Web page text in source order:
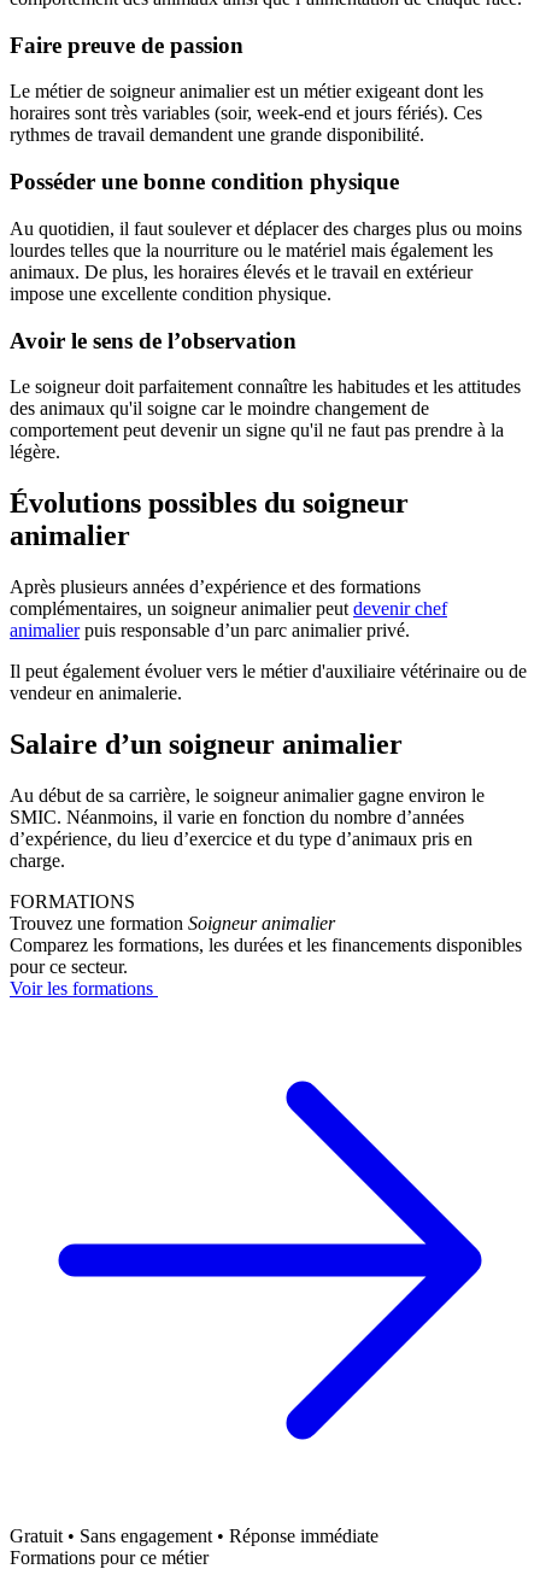
Faire preuve de passion
Le métier de soigneur animalier est un métier exigeant dont les
horaires sont très variables (soir, week-end et jours fériés). Ces
rythmes de travail demandent une grande disponibilité.
Posséder une bonne condition physique
Au quotidien, il faut soulever et déplacer des charges plus ou moins
lourdes telles que la nourriture ou le matériel mais également les
animaux. De plus, les horaires élevés et le travail en extérieur
impose une excellente condition physique.
Avoir le sens de l’observation
Le soigneur doit parfaitement connaître les habitudes et les attitudes
des animaux qu'il soigne car le moindre changement de
comportement peut devenir un signe qu'il ne faut pas prendre à la
légère.
Évolutions possibles du soigneur
animalier
Après plusieurs années d’expérience et des formations
complémentaires, un soigneur animalier peut devenir chef
animalierpuis responsable d’un parc animalier privé.
Il peut également évoluer vers le métier d'auxiliaire vétérinaire ou de
vendeur en animalerie.
Salaire d’un soigneur animalier
Au début de sa carrière, le soigneur animalier gagne environ le
SMIC. Néanmoins, il varie en fonction du nombre d’années
d’expérience, du lieu d’exercice et du type d’animaux pris en
charge.
FORMATIONS
Trouvez une formation Soigneur animalier
Comparez les formations, les durées et les financements disponibles
pour ce secteur.
Voir les formations
Gratuit • Sans engagement • Réponse immédiate
Formations pour ce métier